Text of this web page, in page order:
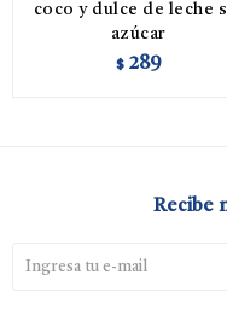
coco y dulce de leche
azúcar
$ 289
Recibe